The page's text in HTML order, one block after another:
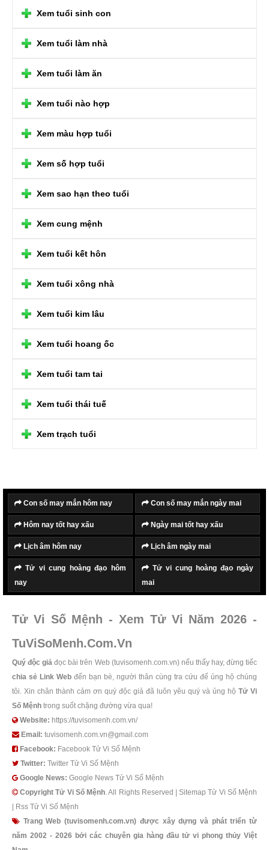
Xem tuổi sinh con
Xem tuổi làm nhà
Xem tuổi làm ăn
Xem tuổi nào hợp
Xem màu hợp tuổi
Xem số hợp tuổi
Xem sao hạn theo tuổi
Xem cung mệnh
Xem tuổi kết hôn
Xem tuổi xông nhà
Xem tuổi kim lâu
Xem tuổi hoang ốc
Xem tuổi tam tai
Xem tuổi thái tuế
Xem trạch tuổi
Con số may mắn hôm nay Con số may mắn ngày mai
Hôm nay tốt hay xấu Ngày mai tốt hay xấu
Lịch âm hôm nay Lịch âm ngày mai
Tử vi cung hoàng đạo hôm
nay
Tử vi cung hoàng đạo ngày
mai
Tử Vi Số Mệnh - Xem Tử Vi Năm 2026 -
TuViSoMenh.Com.Vn
Quý độc giả đọc bài trên Web (tuvisomenh.com.vn) nếu thấy hay, đừng tiếc
chia sẻ Link Web đến bạn bè, người thân cùng tra cứu để ủng hộ chúng
tôi. Xin chân thành cảm ơn quý độc giả đã luôn yêu quý và ủng hộ Tử Vi
Số Mệnh trong suốt chặng đường vừa qua!
Website: https://tuvisomenh.com.vn/
Email: tuvisomenh.com.vn@gmail.com
Facebook: Facebook Tử Vi Số Mệnh
Twitter: Twitter Tử Vi Số Mệnh
Google News: Google News Tử Vi Số Mệnh
Copyright Tử Vi Số Mệnh. All Rights Reserved |Sitemap Tử Vi Số Mệnh
Rss Tử Vi Số Mệnh
Trang Web (tuvisomenh.com.vn) được xây dựng và phát triển từ
năm 2002 - 2026 bởi các chuyên gia hàng đầu tử vi phong thủy Việt